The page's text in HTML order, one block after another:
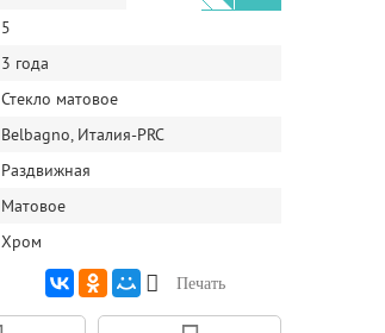
5
3 года
Стекло матовое
Belbagno, Италия-PRC
Раздвижная
Матовое
Хром
Печать